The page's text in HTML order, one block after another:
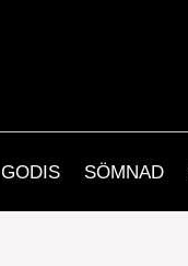
GODIS SÖMNAD